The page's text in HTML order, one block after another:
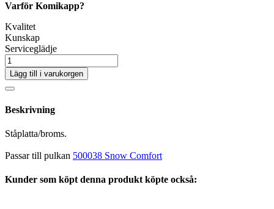
Varför Komikapp?
Kvalitet
Kunskap
Serviceglädje
Lägg till i varukorgen
Beskrivning
Ståplatta/broms.
Passar till pulkan 500038 Snow Comfort
Kunder som köpt denna produkt köpte också: